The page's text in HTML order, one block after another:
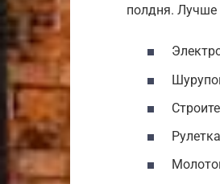
полдня. Лучше